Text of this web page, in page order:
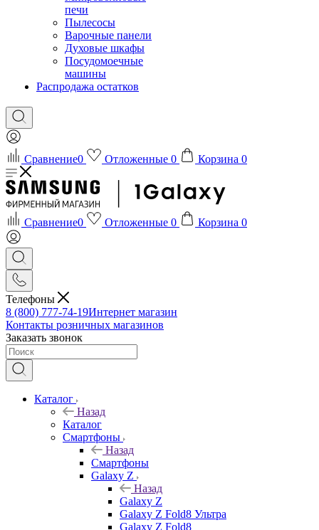
печи
Пылесосы
Варочные панели
Духовые шкафы
Посудомоечные
машины
Распродажа остатков
Сравнение0 Отложенные 0 Корзина 0
Сравнение0 Отложенные 0 Корзина 0
Телефоны
8 (800) 777-74-19Интернет магазин
Контакты розничных магазинов
Заказать звонок
Каталог
Назад
Каталог
Смартфоны
Назад
Смартфоны
Galaxy Z
Назад
Galaxy Z
Galaxy Z Fold8 Ультра
Galaxy Z Fold8